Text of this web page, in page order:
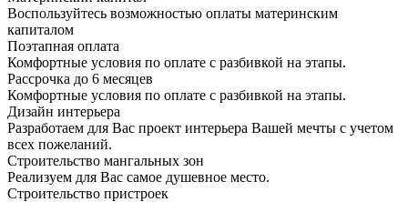
Воспользуйтесь возможностью оплаты материнским
капиталом
Поэтапная оплата
Комфортные условия по оплате с разбивкой на этапы.
Рассрочка до 6 месяцев
Комфортные условия по оплате с разбивкой на этапы.
Дизайн интерьера
Разработаем для Вас проект интерьера Вашей мечты с учетом
всех пожеланий.
Строительство мангальных зон
Реализуем для Вас самое душевное место.
Строительство пристроек